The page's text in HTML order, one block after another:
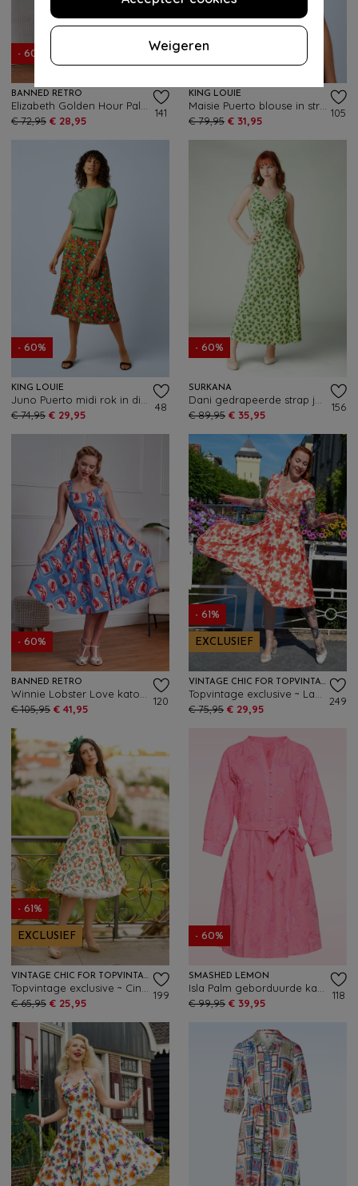
Weigeren
- 60%
BANNED RETRO
€ 72,95 € 28,95
141
KING LOUIE
€ 79,95 € 31,95
105
- 60%
KING LOUIE
€ 74,95 € 29,95
48
- 60%
SURKANA
€ 89,95 € 35,95
156
- 60%
BANNED RETRO
€ 105,95 € 41,95
120
- 61%
EXCLUSIEF
VINTAGE CHIC FOR TOPVINTAGE
€ 75,95 € 29,95
249
- 61%
EXCLUSIEF
VINTAGE CHIC FOR TOPVINTAGE
€ 65,95 € 25,95
199
- 60%
SMASHED LEMON
€ 99,95 € 39,95
118